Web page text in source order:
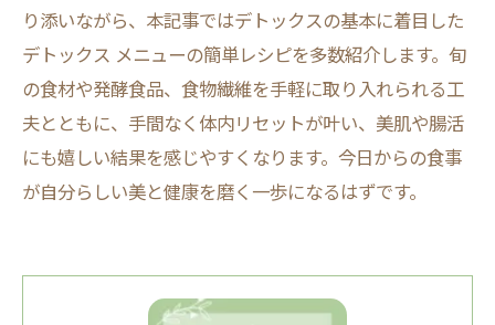
り添いながら、本記事ではデトックスの基本に着目した
デトックス メニューの簡単レシピを多数紹介します。旬
の食材や発酵食品、食物繊維を手軽に取り入れられる工
夫とともに、手間なく体内リセットが叶い、美肌や腸活
にも嬉しい結果を感じやすくなります。今日からの食事
が自分らしい美と健康を磨く一歩になるはずです。